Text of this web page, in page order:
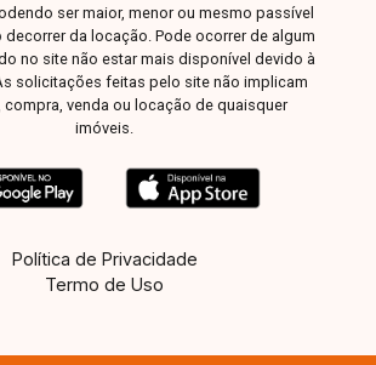
ser maior, menor ou mesmo passível
decorrer da locação. Pode ocorrer de algum
no site não estar mais disponível devido à
solicitações feitas pelo site não implicam
compra, venda ou locação de quaisquer
imóveis.
Política de Privacidade
Termo de Uso